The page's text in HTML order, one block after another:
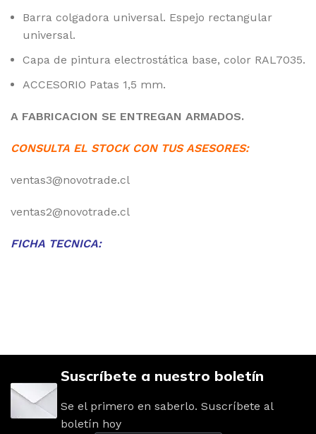
Barra colgadora universal. Espejo rectangular
universal.
Capa de pintura electrostática base, color RAL7035.
ACCESORIO Patas 1,5 mm.
A FABRICACION SE ENTREGAN ARMADOS.
CONSULTA EL STOCK CON TUS ASESORES:
ventas3@novotrade.cl
ventas2@novotrade.cl
FICHA TECNICA:
Suscríbete a nuestro boletín
Se el primero en saberlo. Suscríbete al
boletín hoy